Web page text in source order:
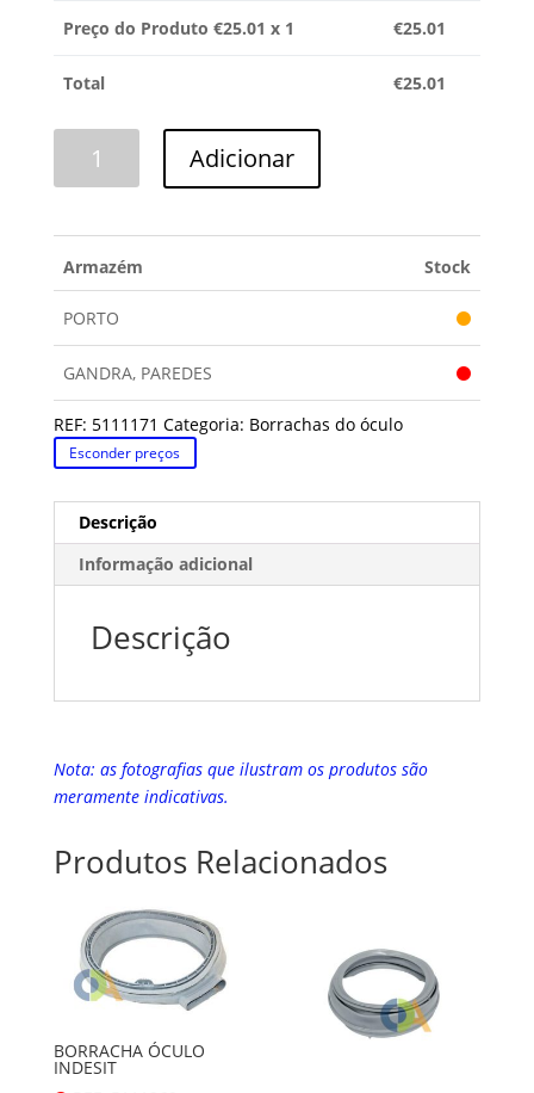
Preço do Produto €25.01 x 1 €25.01
Total €25.01
Adicionar
Armazém Stock
PORTO
GANDRA, PAREDES
REF: 5111171 Categoria: Borrachas do óculo
Esconder preços
Descrição
Informação adicional
Descrição
Nota: as fotografias que ilustram os produtos são
meramente indicativas.
Produtos Relacionados
BORRACHA ÓCULO
INDESIT